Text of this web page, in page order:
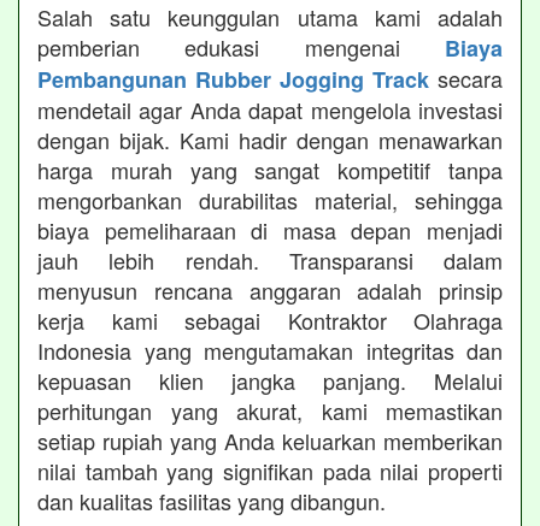
Salah satu keunggulan utama kami adalah
pemberian edukasi mengenai Biaya
Pembangunan Rubber Jogging Track secara
mendetail agar Anda dapat mengelola investasi
dengan bijak. Kami hadir dengan menawarkan
harga murah yang sangat kompetitif tanpa
mengorbankan durabilitas material, sehingga
biaya pemeliharaan di masa depan menjadi
jauh lebih rendah. Transparansi dalam
menyusun rencana anggaran adalah prinsip
kerja kami sebagai Kontraktor Olahraga
Indonesia yang mengutamakan integritas dan
kepuasan klien jangka panjang. Melalui
perhitungan yang akurat, kami memastikan
setiap rupiah yang Anda keluarkan memberikan
nilai tambah yang signifikan pada nilai properti
dan kualitas fasilitas yang dibangun.